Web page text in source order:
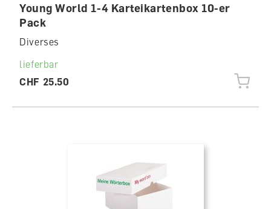
Young World 1-4 Karteikartenbox 10-er
Pack
Diverses
lieferbar
CHF 25.50